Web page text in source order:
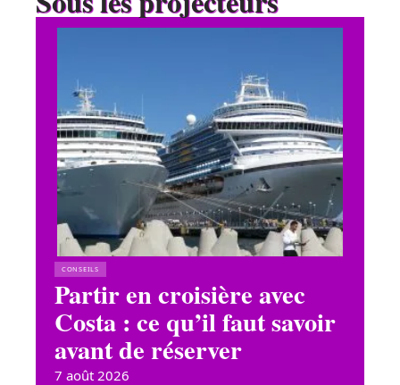
CONSEILS
Partir en croisière avec
Costa : ce qu’il faut savoir
avant de réserver
7 août 2026